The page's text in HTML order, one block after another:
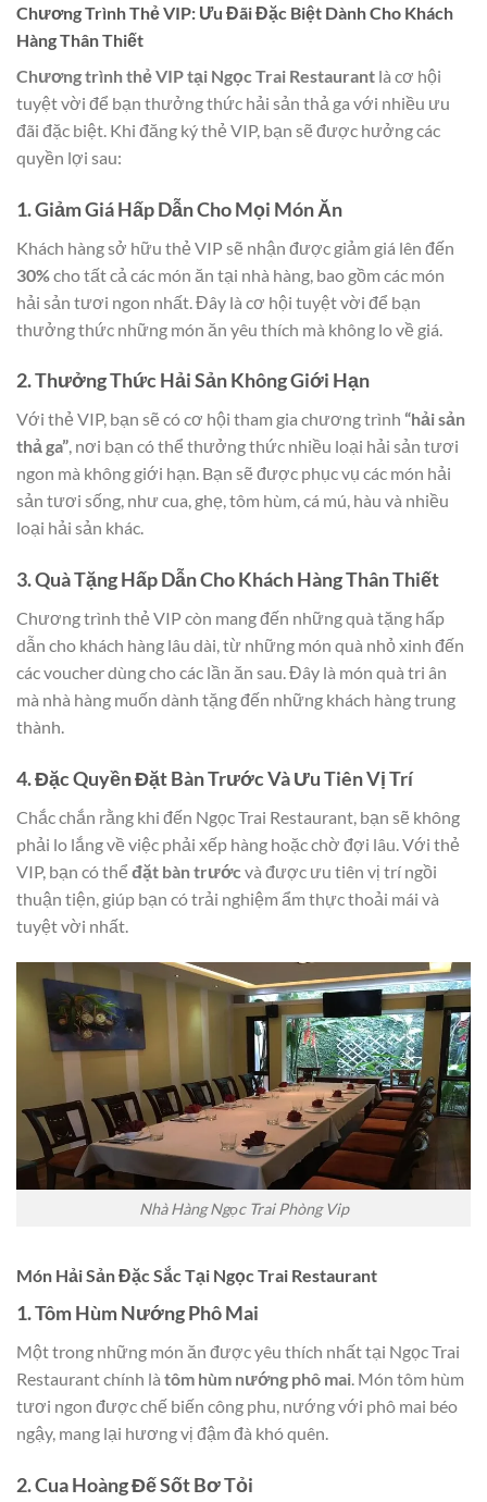
Chương Trình Thẻ VIP: Ưu Đãi Đặc Biệt Dành Cho Khách
Hàng Thân Thiết
Chương trình thẻ VIP tại Ngọc Trai Restaurant là cơ hội
tuyệt vời để bạn thưởng thức hải sản thả ga với nhiều ưu
đãi đặc biệt. Khi đăng ký thẻ VIP, bạn sẽ được hưởng các
quyền lợi sau:
1. Giảm Giá Hấp Dẫn Cho Mọi Món Ăn
Khách hàng sở hữu thẻ VIP sẽ nhận được giảm giá lên đến
30%cho tất cả các món ăn tại nhà hàng, bao gồm các món
hải sản tươi ngon nhất. Đây là cơ hội tuyệt vời để bạn
thưởng thức những món ăn yêu thích mà không lo về giá.
2. Thưởng Thức Hải Sản Không Giới Hạn
Với thẻ VIP, bạn sẽ có cơ hội tham gia chương trình “hải sản
thả ga”, nơi bạn có thể thưởng thức nhiều loại hải sản tươi
ngon mà không giới hạn. Bạn sẽ được phục vụ các món hải
sản tươi sống, như cua, ghẹ, tôm hùm, cá mú, hàu và nhiều
loại hải sản khác.
3. Quà Tặng Hấp Dẫn Cho Khách Hàng Thân Thiết
Chương trình thẻ VIP còn mang đến những quà tặng hấp
dẫn cho khách hàng lâu dài, từ những món quà nhỏ xinh đến
các voucher dùng cho các lần ăn sau. Đây là món quà tri ân
mà nhà hàng muốn dành tặng đến những khách hàng trung
thành.
4. Đặc Quyền Đặt Bàn Trước Và Ưu Tiên Vị Trí
Chắc chắn rằng khi đến Ngọc Trai Restaurant, bạn sẽ không
phải lo lắng về việc phải xếp hàng hoặc chờ đợi lâu. Với thẻ
VIP, bạn có thể đặt bàn trướcvà được ưu tiên vị trí ngồi
thuận tiện, giúp bạn có trải nghiệm ẩm thực thoải mái và
tuyệt vời nhất.
Nhà Hàng Ngọc Trai Phòng Vip
Món Hải Sản Đặc Sắc Tại Ngọc Trai Restaurant
1. Tôm Hùm Nướng Phô Mai
Một trong những món ăn được yêu thích nhất tại Ngọc Trai
Restaurant chính là tôm hùm nướng phô mai. Món tôm hùm
tươi ngon được chế biến công phu, nướng với phô mai béo
ngậy, mang lại hương vị đậm đà khó quên.
2. Cua Hoàng Đế Sốt Bơ Tỏi